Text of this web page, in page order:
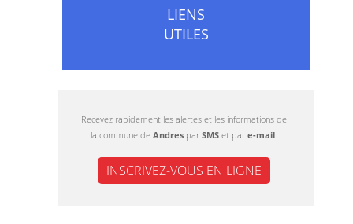
LIENS
UTILES
Recevez rapidement les alertes et les informations de
la commune de Andres par SMS et par e-mail.
INSCRIVEZ-VOUS EN LIGNE